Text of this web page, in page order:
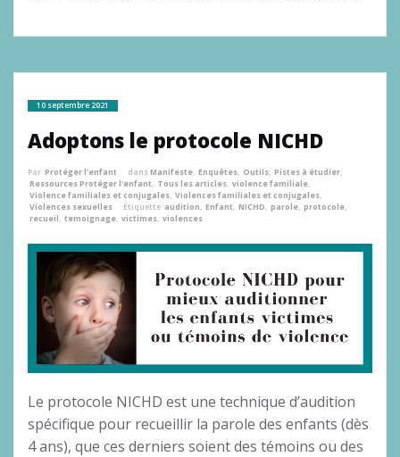
10 septembre 2021
Adoptons le protocole NICHD
Par Protéger l'enfant dansManifeste, Enquêtes, Outils, Pistes à étudier,
Ressources Protéger l'enfant, Tous les articles, violence familiale,
Violence familiales et conjugales, Violences familiales et conjugales,
Violences sexuelles
Étiquette audition, Enfant, NICHD, parole, protocole,
recueil, temoignage, victimes, violences
Le protocole NICHD est une technique d’audition
spécifique pour recueillir la parole des enfants (dès
4 ans), que ces derniers soient des témoins ou des